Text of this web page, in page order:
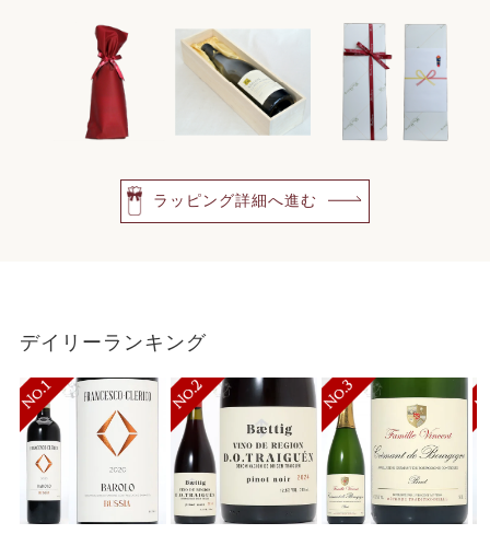
ラッピング詳細へ進む
デイリーランキング